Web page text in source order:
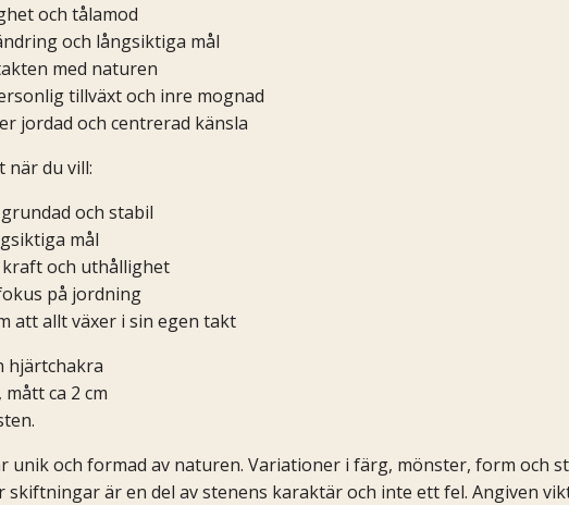
och tålamod
och långsiktiga mål
med naturen
tillväxt och inre mognad
jordad och centrerad känsla
när du vill:
och stabil
mål
kraft och uthållighet
på jordning
att allt växer i sin egen takt
hjärtchakra
ca 2 cm
unik och formad av naturen. Variationer i färg, mönster, form och
skiftningar är en del av stenens karaktär och inte ett fel. Angiven